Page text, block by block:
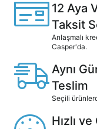
12 Aya
Taksit
Anlaşmalı
Casper'da.
Aynı
Teslim
Seçili
Hızlı